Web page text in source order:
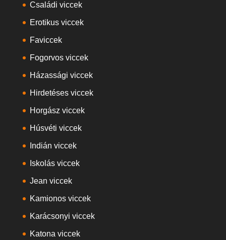
Családi viccek
Erotikus viccek
Faviccek
Fogorvos viccek
Házassági viccek
Hirdetéses viccek
Horgász viccek
Húsvéti viccek
Indián viccek
Iskolás viccek
Jean viccek
Kamionos viccek
Karácsonyi viccek
Katona viccek